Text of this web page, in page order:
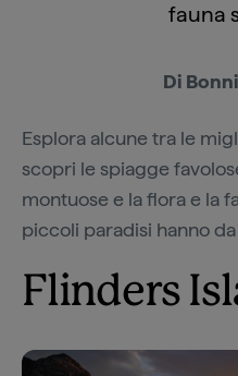
fauna
Di
Esplora alcune tra le
scopri le spiagge
montuose e la flora e la
piccoli paradisi hanno
Flinders